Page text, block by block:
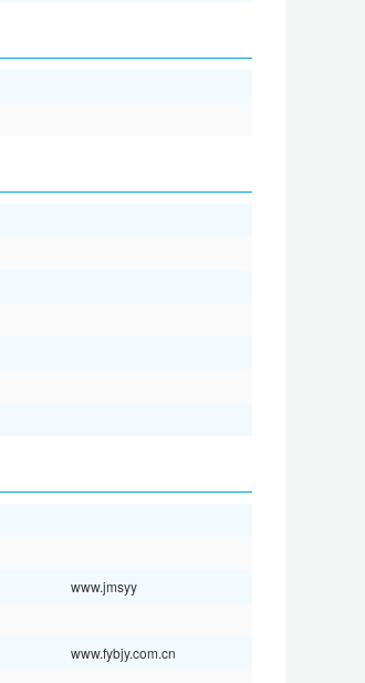
www.jmsyy
www.fybjy.com.cn